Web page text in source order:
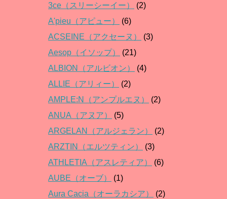
3ce（スリーシーイー）
(2)
A'pieu（アピュー）
(6)
ACSEINE（アクセーヌ）
(3)
Aesop（イソップ）
(21)
ALBION（アルビオン）
(4)
ALLIE（アリィー）
(2)
AMPLE:N（アンプルエヌ）
(2)
ANUA（アヌア）
(5)
ARGELAN（アルジェラン）
(2)
ARZTIN（エルツティン）
(3)
ATHLETIA（アスレティア）
(6)
AUBE（オーブ）
(1)
Aura Cacia（オーラカシア）
(2)